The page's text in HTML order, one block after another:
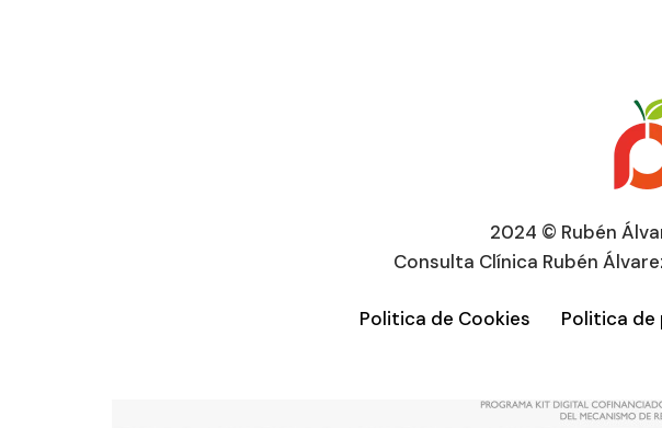
2024 © Rubén
Consulta Clínica Rubén
Politica de Cookies Politica de